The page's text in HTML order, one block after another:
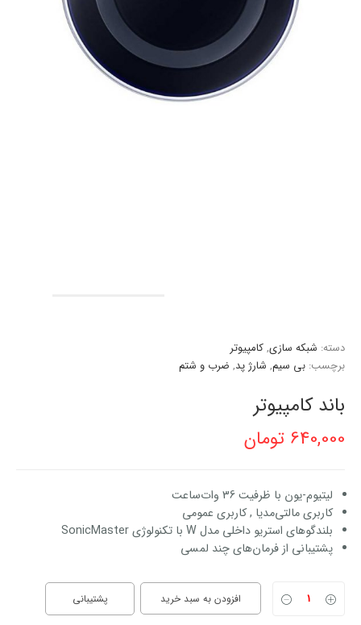
دسته: شبکه سازی,کامپیوتر
برچسب: بي سيم, شارژ پد, ضرب و شتم
باند کامپیوتر
640,000 تومان
لیتیوم-یون با ظرفیت 36 وات‌ساعت
کاربری مالتی‌مدیا , کاربری عمومی
بلندگوهای استریو داخلی مدل W با تکنولوژی SonicMaster
پشتیبانی از فرمان‌های چند لمسی
افزودن به سبد خرید پشتیبانی